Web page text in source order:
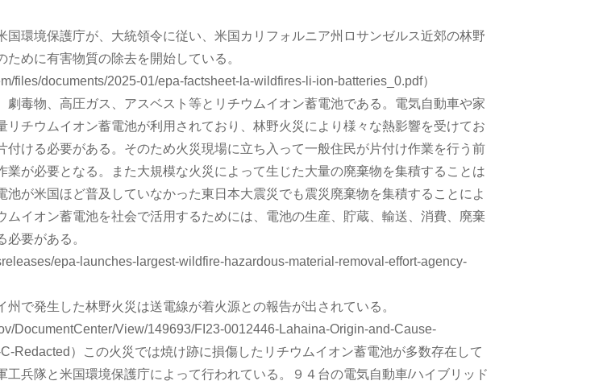
国環境保護庁が、大統領令に従い、米国カリフォルニア州ロサンゼルス近郊の林野
ために有害物質の除去を開始している。
files/documents/2025-01/epa-factsheet-la-wildfires-li-ion-batteries_0.pdf）
劇毒物、高圧ガス、アスベスト等とリチウムイオン蓄電池である。電気自動車や家
リチウムイオン蓄電池が利用されており、林野火災により様々な熱影響を受けてお
付ける必要がある。そのため火災現場に立ち入って一般住民が片付け作業を行う前
業が必要となる。また大規模な火災によって生じた大量の廃棄物を集積することは
池が米国ほど普及していなかった東日本大震災でも震災廃棄物を集積することによ
ムイオン蓄電池を社会で活用するためには、電池の生産、貯蔵、輸送、消費、廃棄
必要がある。
epa-launches-largest-wildfire-hazardous-material-removal-effort-agency-
州で発生した林野火災は送電線が着火源との報告が出されている。
DocumentCenter/View/149693/FI23-0012446-Lahaina-Origin-and-Cause-
Redacted）この火災では焼け跡に損傷したリチウムイオン蓄電池が多数存在して
工兵隊と米国環境保護庁によって行われている。９４台の電気自動車/ハイブリッド